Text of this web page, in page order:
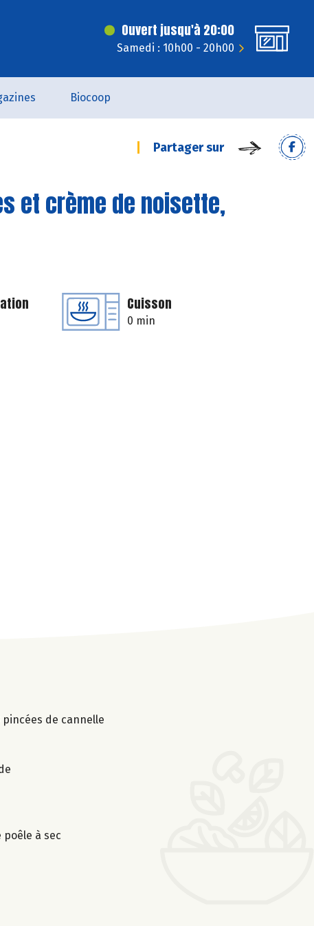
Ouvert jusqu'à 20:00
Samedi : 10h00 - 20h00
Biocoop
Partager sur
et crème de noisette,
Cuisson
0 min
pincées de cannelle
à sec